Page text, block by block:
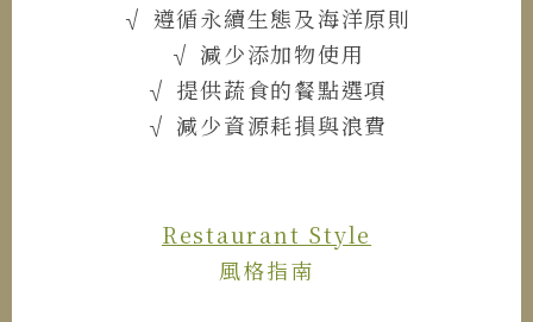
√ 遵循永續生態及海洋原則
√ 減少添加物使用
√ 提供蔬食的餐點選項
√ 減少資源耗損與浪費
Restaurant Style
風格指南